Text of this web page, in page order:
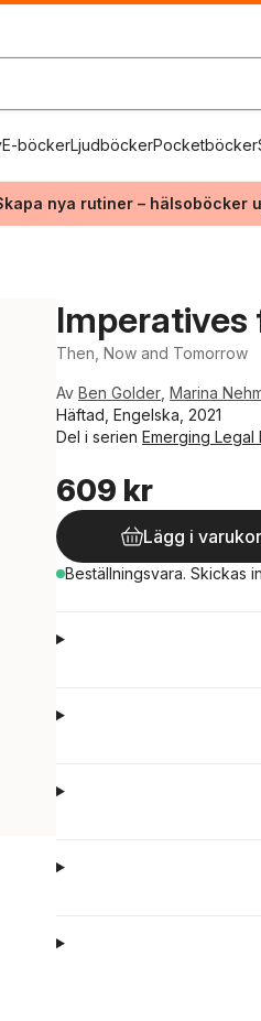
E-böckerLjudböckerPocketböcker
nya rutiner – hälsoböcker
Imperatives
Then, Now and Tomorrow
Av Ben Golder Marina
Häftad, Engelska, 2021
Del i serien Emerging Legal
609 kr
Lägg i
Beställningsvara. Skickas